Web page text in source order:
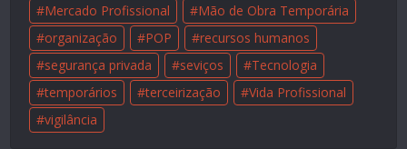
Mercado Profissional
Mão de Obra Temporária
organização
POP
recursos humanos
segurança privada
seviços
Tecnologia
temporários
terceirização
Vida Profissional
vigilância